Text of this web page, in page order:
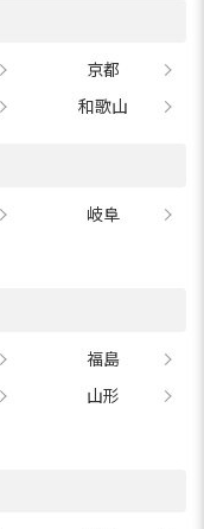
京都
和歌山
岐阜
福島
山形